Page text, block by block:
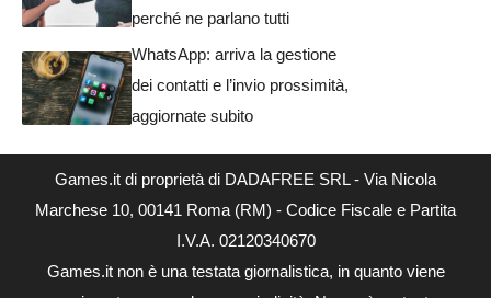
perché ne parlano tutti
WhatsApp: arriva la gestione
dei contatti e l’invio prossimità,
aggiornate subito
Games.it di proprietà di DADAFREE SRL - Via Nicola
Marchese 10, 00141 Roma (RM) - Codice Fiscale e Partita
I.V.A. 02120340670
Games.it non è una testata giornalistica, in quanto viene